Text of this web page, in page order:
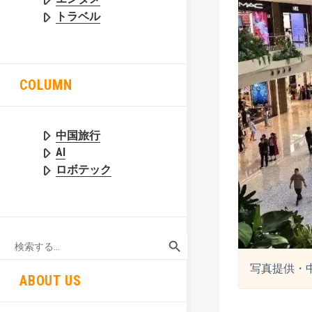
トラベル
COLUMN
中国旅行
AI
ロボテック
Search
ABOUT US
写真提供・